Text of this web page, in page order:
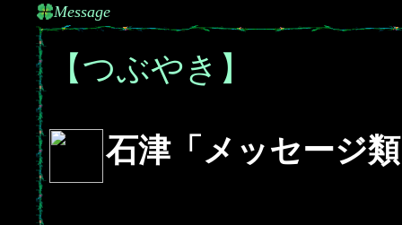
Message
【つぶやき】
石津「メッセージ